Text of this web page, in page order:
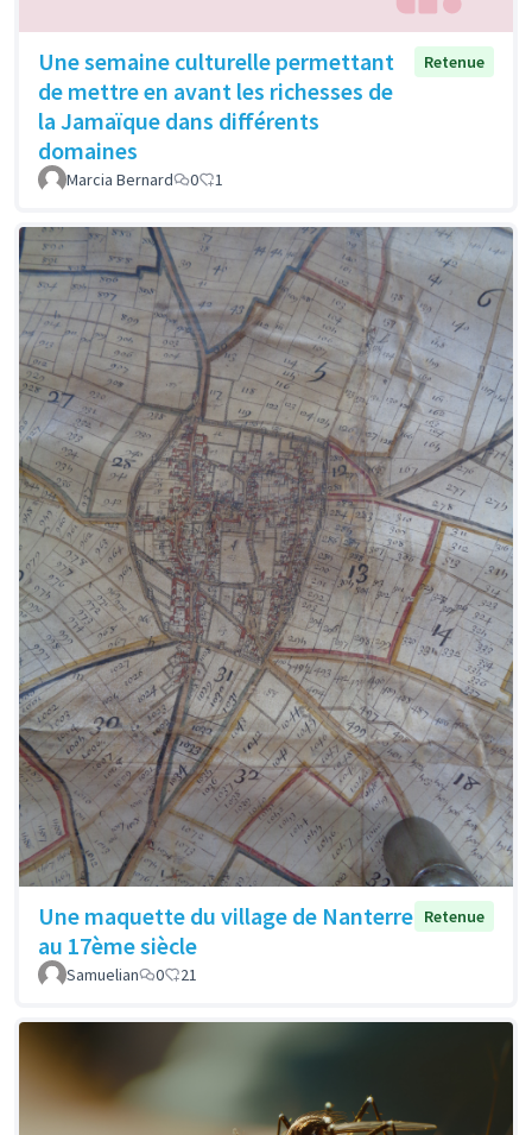
Une semaine culturelle permettant
de mettre en avant les richesses de
la Jamaïque dans différents
domaines
Retenue
Marcia Bernard 0 1
Une maquette du village de Nanterre
au 17ème siècle
Retenue
Samuelian 0 21